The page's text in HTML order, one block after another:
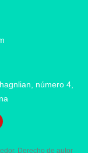
número 4,
Derecho de autor